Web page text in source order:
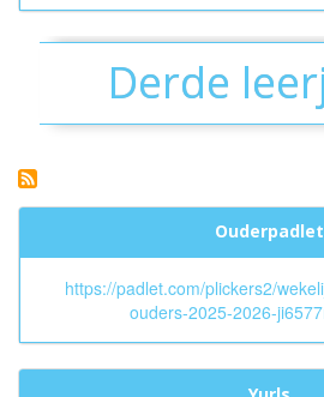
Derde
Ouderpadlet
https://padlet.com/plickers2/
ouders-2025-2026-